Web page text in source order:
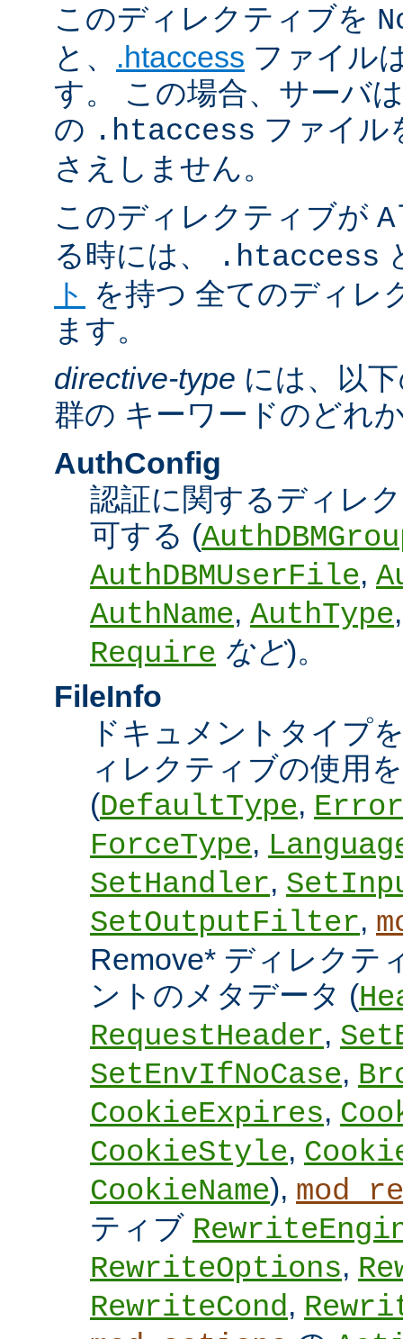
このディレクティブを
と、 .htaccess ファイル
す。 この場合、サーバ
の .htaccess ファイル
さえしません。
このディレクティブが
る時には、
.htaccess
ト を持つ 全てのディレ
ます。
directive-type には、以
群の キーワードのどれ
AuthConfig
認証に関するディレ
可する (
AuthDBMUserFile,
AuthName, AuthType
Require など)。
FileInfo
ドキュメントタイプ
ィレクティブの使用
(DefaultType,
ForceType,
SetHandler,
SetOutputFilter,
Remove* ディレクテ
ントのメタデータ (
RequestHeader,
SetEnvIfNoCase,
CookieExpires,
CookieStyle,
CookieName),
ティブ
RewriteOptions,
RewriteCond,